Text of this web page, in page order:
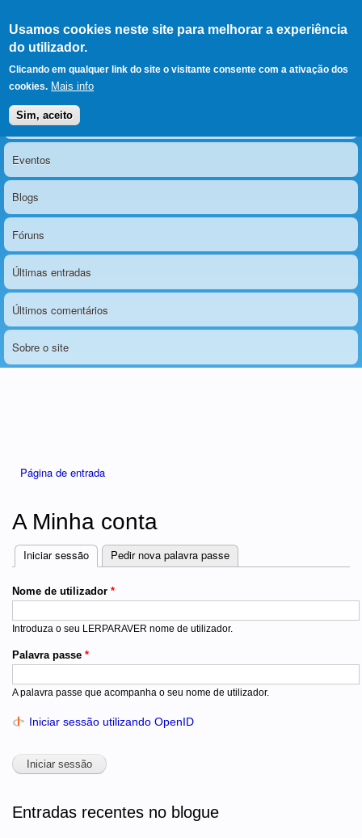
Usamos cookies neste site para melhorar a experiência
do utilizador.
Clicando em qualquer link do site o visitante consente com a ativação dos
cookies. Mais info
Sim, aceito
LERPARAVER , ir para a
página principal
O portal da visão diferente
Menu principal
Notícias
Eventos
Blogs
Fóruns
Últimas entradas
Últimos comentários
Sobre o site
Página de entrada
A Minha conta
Separadores
Iniciar sessão (separador ativo)
Pedir nova palavra passe
Nome de utilizador *
Introduza o seu LERPARAVER nome de utilizador.
Palavra passe *
A palavra passe que acompanha o seu nome de utilizador.
Iniciar sessão utilizando OpenID
Entradas recentes no blogue